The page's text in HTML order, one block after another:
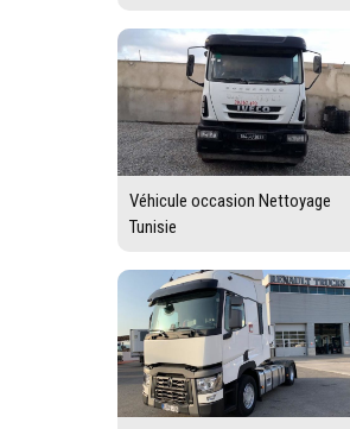
Véhicule occasion Nettoyage
Tunisie